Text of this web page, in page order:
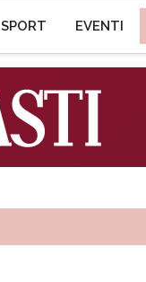
SPORT EVENTI